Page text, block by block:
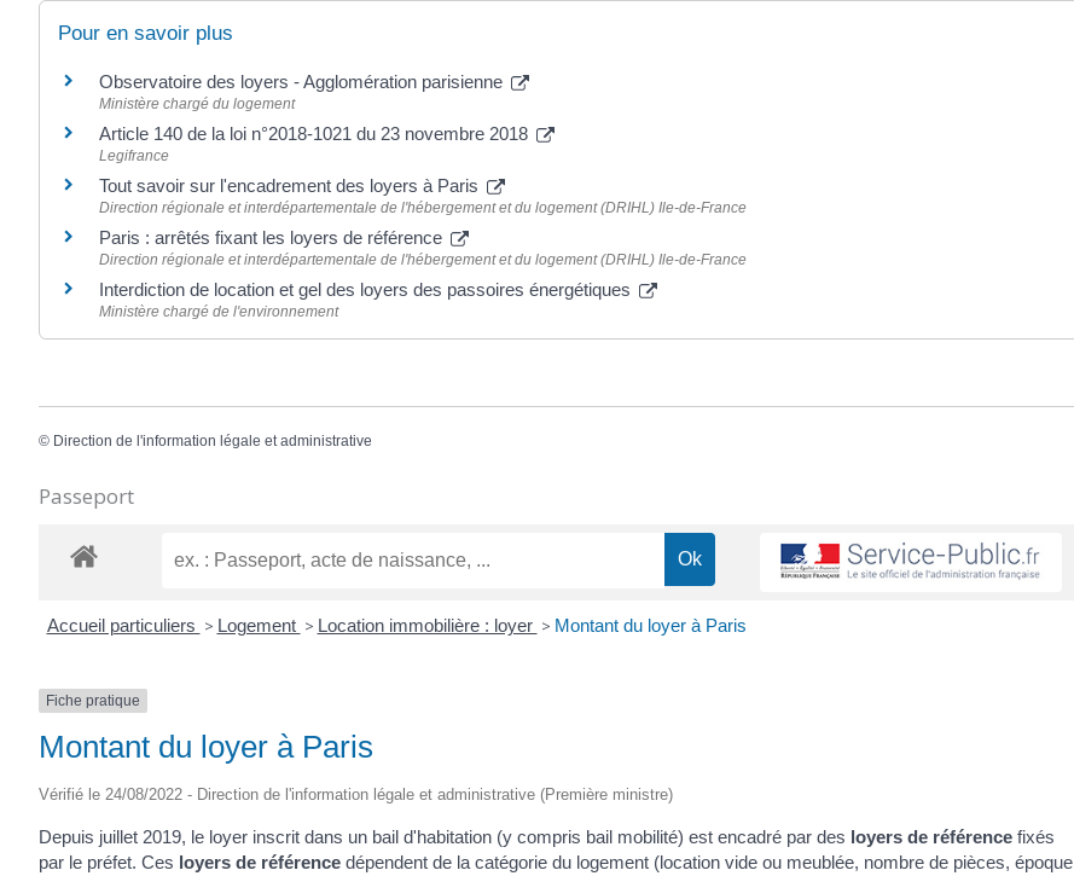
Pour en savoir plus
Observatoire des loyers - Agglomération parisienne
Ministère chargé du logement
Article 140 de la loi n°2018-1021 du 23 novembre 2018
Legifrance
Tout savoir sur l'encadrement des loyers à Paris
Direction régionale et interdépartementale de l'hébergement et du logement (DRIHL) Ile-de-France
Paris : arrêtés fixant les loyers de référence
Direction régionale et interdépartementale de l'hébergement et du logement (DRIHL) Ile-de-France
Interdiction de location et gel des loyers des passoires énergétiques
Ministère chargé de l'environnement
© Direction de l'information légale et administrative
Passeport
Accueil particuliers > Logement > Location immobilière : loyer > Montant du loyer à Paris
Fiche pratique
Montant du loyer à Paris
Vérifié le 24/08/2022 - Direction de l'information légale et administrative (Première ministre)
Depuis juillet 2019, le loyer inscrit dans un bail d'habitation (y compris bail mobilité) est encadré par des loyers de référence fixés
par le préfet. Ces loyers de référence dépendent de la catégorie du logement (location vide ou meublée, nombre de pièces, époque